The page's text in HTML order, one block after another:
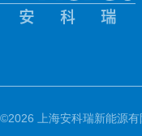
©2026 上海安科瑞新能源